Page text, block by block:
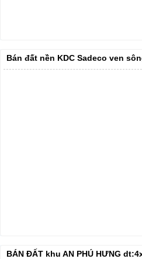
Bán đất nền KDC Sadeco ven
BÁN ĐẤT khu AN PHÚ HƯNG